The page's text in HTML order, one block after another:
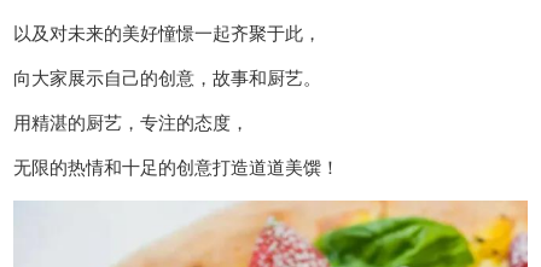
以及对未来的美好憧憬一起齐聚于此，
向大家展示自己的创意，故事和厨艺。
用精湛的厨艺，专注的态度，
无限的热情和十足的创意打造道道美馔！